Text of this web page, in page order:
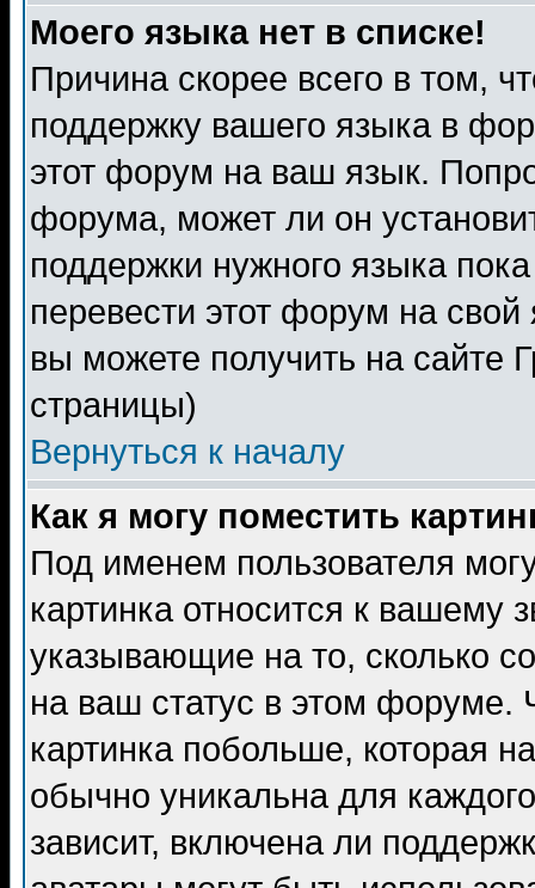
Моего языка нет в списке!
Причина скорее всего в том,
поддержку вашего языка в
этот форум на ваш язык.
форума, может ли он
поддержки нужного языка
перевести этот форум на
вы можете получить на сайте
страницы)
Вернуться к началу
Как я могу поместить
Под именем пользователя
картинка относится к вашему
указывающие на то, сколько
на ваш статус в этом форуме.
картинка побольше, которая
обычно уникальна для
зависит, включена ли